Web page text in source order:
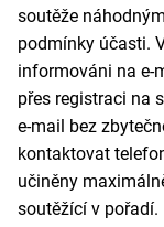
soutěže
podmínky účasti.
informováni na e-
přes registraci na
e-mail bez
kontaktovat
učiněny
soutěžící v pořadí.